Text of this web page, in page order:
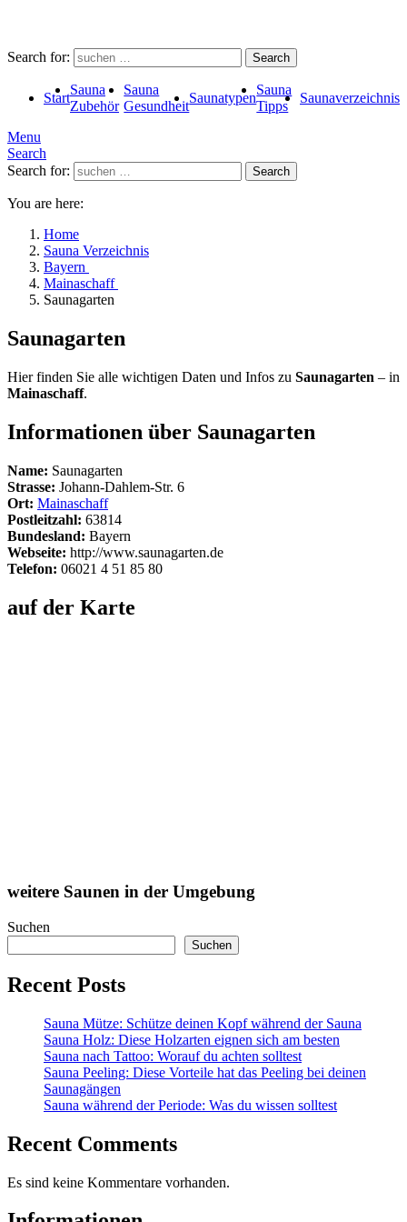
Search for: Search
Start
Sauna
Zubehör
Sauna
Gesundheit
Saunatypen
Sauna
Tipps
Saunaverzeichnis
Menu
Search
Search for:
Search
You are here:
Home
Sauna Verzeichnis
Bayern
Mainaschaff
Saunagarten
Saunagarten
Hier finden Sie alle wichtigen Daten und Infos zu Saunagarten – in
Mainaschaff.
Informationen über Saunagarten
Name: Saunagarten
Strasse: Johann-Dahlem-Str. 6
Ort: Mainaschaff
Postleitzahl: 63814
Bundesland: Bayern
Webseite: http://www.saunagarten.de
Telefon: 06021 4 51 85 80
auf der Karte
weitere Saunen in der Umgebung
Suchen
Suchen
Recent Posts
Sauna Mütze: Schütze deinen Kopf während der Sauna
Sauna Holz: Diese Holzarten eignen sich am besten
Sauna nach Tattoo: Worauf du achten solltest
Sauna Peeling: Diese Vorteile hat das Peeling bei deinen
Saunagängen
Sauna während der Periode: Was du wissen solltest
Recent Comments
Es sind keine Kommentare vorhanden.